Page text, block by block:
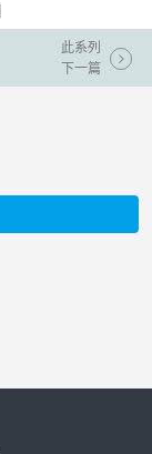
此系列
下一篇